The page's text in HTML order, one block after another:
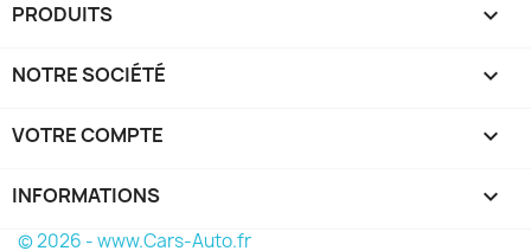
PRODUITS 
NOTRE SOCIÉTÉ 
VOTRE COMPTE 
INFORMATIONS keyboard_arrow_down
© 2026 - www.Cars-Auto.fr